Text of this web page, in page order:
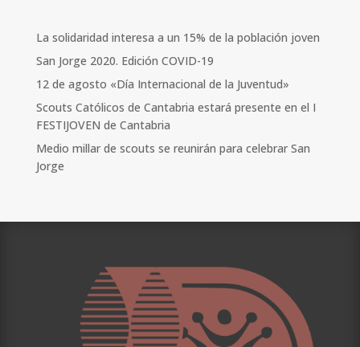
La solidaridad interesa a un 15% de la población joven
San Jorge 2020. Edición COVID-19
12 de agosto «Día Internacional de la Juventud»
Scouts Católicos de Cantabria estará presente en el I
FESTIJOVEN de Cantabria
Medio millar de scouts se reunirán para celebrar San
Jorge